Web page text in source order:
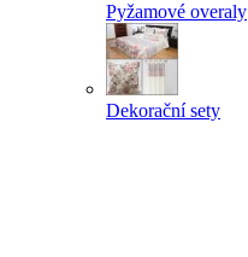
Pyžamové overaly
Dekorační sety